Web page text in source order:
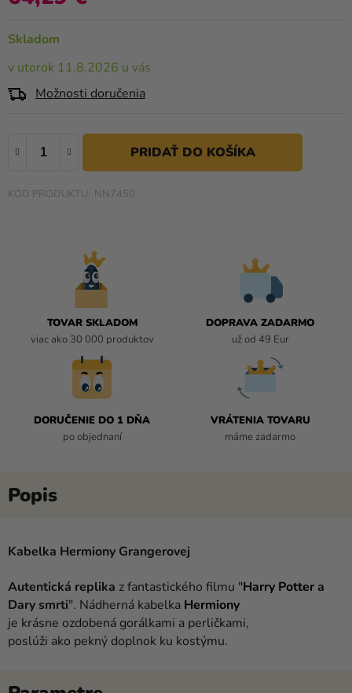
a merch
Sviatky
Kreatívne
potreby
produkty
Výpredaj
Kontakt
0,0
5
hviezdičiek.
Skladom
v utorok 11.8.2026 u vás
Možnosti doručenia
NN7450
TOVAR SKLADOM
viac ako 30 000 produktov
DOPRAVA ZADARMO
už od 49 Eur
DORUČENIE DO 1 DŇA
po objednaní
VRÁTENIA TOVARU
máme zadarmo
Kabelka Hermiony Grangerovej
Autentická replika z fantastického filmu "Harry Pottera
Dary smrti". Nádherná kabelka Hermiony
je krásne ozdobená gorálkami a perličkami,
poslúži ako pekný doplnok ku kostýmu.